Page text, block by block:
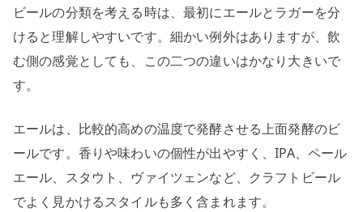
ビールの分類を考える時は、最初にエールとラガーを分
けると理解しやすいです。細かい例外はありますが、飲
む側の感覚としても、この二つの違いはかなり大きいで
す。
エールは、比較的高めの温度で発酵させる上面発酵のビ
ールです。香りや味わいの個性が出やすく、IPA、ペール
エール、スタウト、ヴァイツェンなど、クラフトビール
でよく見かけるスタイルも多く含まれます。